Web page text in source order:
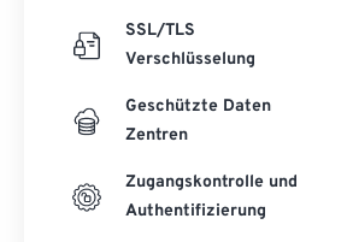
SSL/TLS
Verschlüsselung
Geschützte Daten
Zentren
Zugangskontrolle und
Authentifizierung